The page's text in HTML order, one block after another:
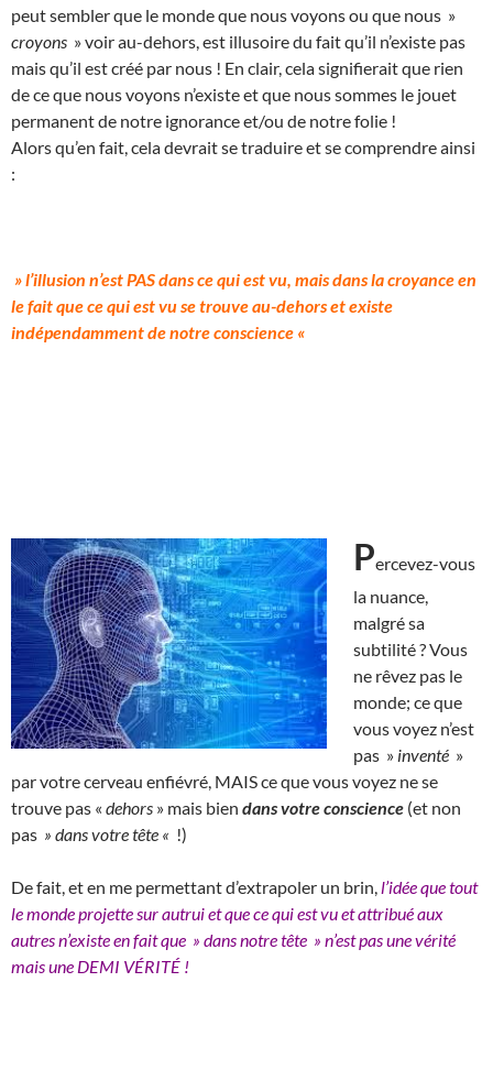
peut sembler que le monde que nous voyons ou que nous »
croyons » voir au-dehors, est illusoire du fait qu’il n’existe pas
mais qu’il est créé par nous ! En clair, cela signifierait que rien
de ce que nous voyons n’existe et que nous sommes le jouet
permanent de notre ignorance et/ou de notre folie !
Alors qu’en fait, cela devrait se traduire et se comprendre ainsi
:
» l’illusion n’est PAS dans ce qui est vu, mais dans la croyance en
le fait que ce qui est vu se trouve au-dehors et existe
indépendamment de notre conscience «
Percevez-vous
la nuance,
malgré sa
subtilité ? Vous
ne rêvez pas le
monde; ce que
vous voyez n’est
pas » inventé »
par votre cerveau enfiévré, MAIS ce que vous voyez ne se
trouve pas « dehors » mais bien dans votre conscience (et non
pas » dans votre tête « !)
De fait, et en me permettant d’extrapoler un brin, l’idée que tout
le monde projette sur autrui et que ce qui est vu et attribué aux
autres n’existe en fait que » dans notre tête » n’est pas une vérité
mais une DEMI VÉRITÉ !